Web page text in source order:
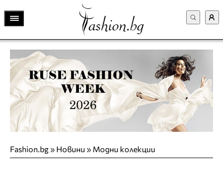
Fashion.bg» Новини » Модни колекции